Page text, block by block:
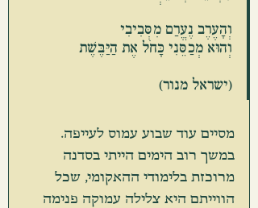
וְהָעֶרֶב נֶעֱרַם מִסְּבִיבִי
וְהוּא מְכַסֵּנִי כָּחֹל אֶת הַיַּבֶּשֶׁת
(ישראל מנור)
מסיים עוד שבוע עמוס לעייפה.
במשך רוב הימים הייתי בסדנה
מרוכזת בלימודי ההאקומי, שכל
הווייתם היא צלילה עמוקה פנימה